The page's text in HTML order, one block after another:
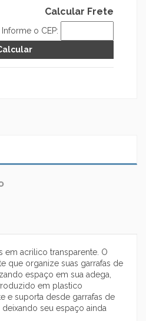
Calcular Frete
Informe o CEP:
em acrilico transparente. O
que organize suas garrafas de
espaço em sua adega,
em plastico
e suporta desde garrafas de
seu espaço ainda